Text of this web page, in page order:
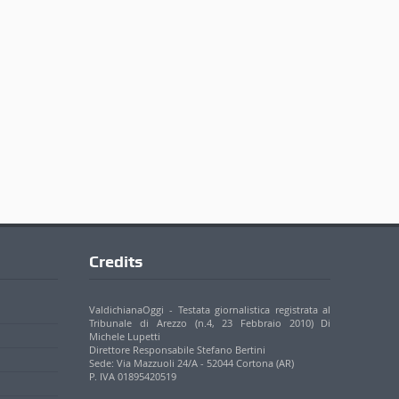
Credits
ValdichianaOggi - Testata giornalistica registrata al
Tribunale di Arezzo (n.4, 23 Febbraio 2010) Di
Michele Lupetti
Direttore Responsabile Stefano Bertini
Sede: Via Mazzuoli 24/A - 52044 Cortona (AR)
P. IVA 01895420519